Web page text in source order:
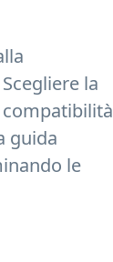
la
compatibilità
guida
le